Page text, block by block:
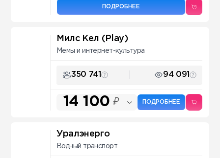
ПОДРОБНЕЕ
Милс Кел (Play)
Мемы и интернет-культура
350 741 94 091
14 100 ₽ ПОДРОБНЕЕ
Уралэнерго
Водный транспорт